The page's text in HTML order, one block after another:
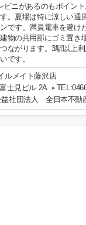
ビニがあるのもポイン
。夏場は特に涼しい通
です。満員電車を避け
物の共用部にゴミ置き
ながります。3駅以上利
です。
ルメイト藤沢店
士見ビル 2A
益社団法人 全日本不動